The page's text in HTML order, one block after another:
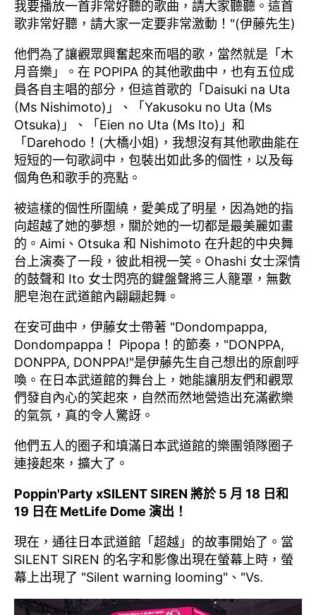
我要播放一首非常好聽的歌曲，請大家聽聽。這首
歌非常好聽，請大家一定要非常激動！"(伊藤先生)
他們為了讓觀眾興奮起來而唱的歌，當然就是「木
月音樂」。在 POPIPA 的其他歌曲中，也有五位成
員各自主唱的部分，但這首歌的「Daisuki na Uta
(Ms Nishimoto)」、「Yakusoku no Uta (Ms
Otsuka)」、「Eien no Uta (Ms Ito)」和
「Darehodo！(大橋小姐)，我想沒有其他歌曲能在
短短的一句歌詞中，包裝出如此多的個性，以及每
個角色和歌手的亮點。
被這樣的個性所圍繞，愛美成了明星，因為她的指
向超越了她的夢想，關於她的一切都是最美麗如畫
的。Aimi、Otsuka 和 Nishimoto 在升起的中央舞
台上演奏了一段，彼此相視一笑。Ohashi 女士深情
的鼓聲和 Ito 女士閃亮的鍵盤聲將三人籠罩，無數
肥皂泡在武道館內翩翩起舞。
在安可曲中，伊藤女士帶著 "Dondompappa,
Dondompappa！ Pipopa！的節奏，"DONPPA,
DONPPA, DONPPA!"是伊藤先生自己想出的原創呼
喚。在日本武道館的舞台上，她能讓朋友們和觀眾
們發自內心的笑起來，自然而然地營造出充滿歡樂
的氣氛，真的令人驚訝。
他們五人的圈子和填滿日本武道館的樂團領隊圈子
連接起來，擴大了。
Poppin'Party xSILENT SIREN 將於 5 月 18 日和
19 日在 MetLife Dome 演出！
現在，通往日本武道館「超越」的故事開始了。當
SILENT SIREN 的名字和影像出現在螢幕上時，螢
幕上出現了 "Silent warning looming"、"Vs.